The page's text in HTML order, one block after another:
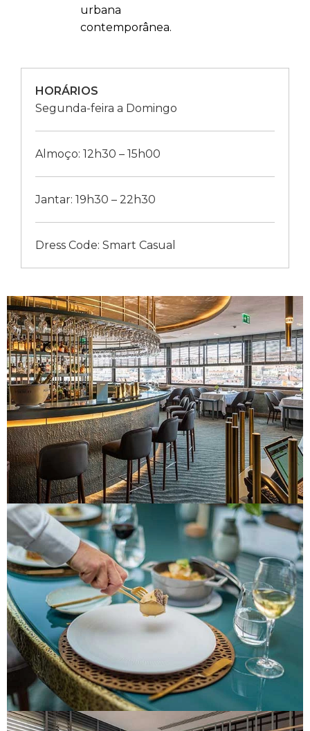
urbana
contemporânea.
HORÁRIOS
Segunda-feira a Domingo
Almoço: 12h30 – 15h00
Jantar: 19h30 – 22h30
Dress Code: Smart Casual